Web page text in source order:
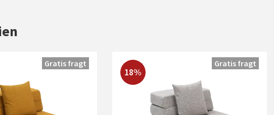
Gratis fragt
18%
Gratis fragt